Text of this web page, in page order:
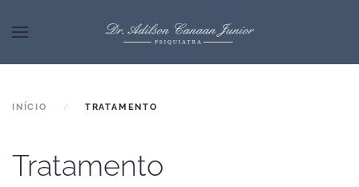
INÍCIO TRATAMENTO
Tratamento